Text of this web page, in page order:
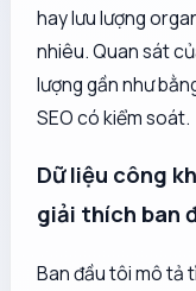
hay lưu lượng
nhiêu. Quan sát
lượng gần như
SEO có kiểm soát.
Dữ liệu công
giải thích ban
Ban đầu tôi mô tả